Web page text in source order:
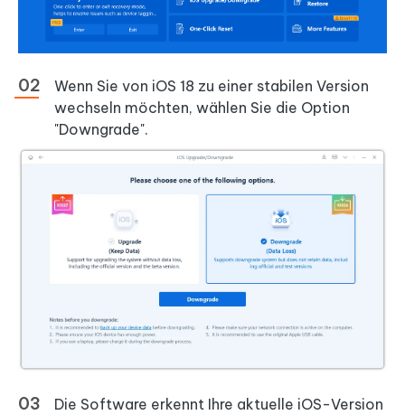
Wenn Sie von iOS 18 zu einer stabilen Version
wechseln möchten, wählen Sie die Option
"Downgrade".
Die Software erkennt Ihre aktuelle iOS-Version